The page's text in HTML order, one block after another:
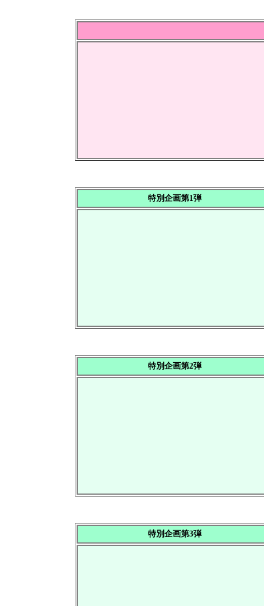
特別企画第1弾
特別企画第2弾
特別企画第3弾